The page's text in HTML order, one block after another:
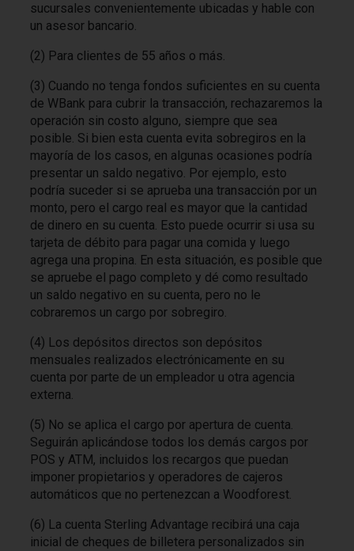
sucursales convenientemente ubicadas y hable con
un asesor bancario.
(2) Para clientes de 55 años o más.
(3) Cuando no tenga fondos suficientes en su cuenta
de WBank para cubrir la transacción, rechazaremos la
operación sin costo alguno, siempre que sea
posible. Si bien esta cuenta evita sobregiros en la
mayoría de los casos, en algunas ocasiones podría
presentar un saldo negativo. Por ejemplo, esto
podría suceder si se aprueba una transacción por un
monto, pero el cargo real es mayor que la cantidad
de dinero en su cuenta. Esto puede ocurrir si usa su
tarjeta de débito para pagar una comida y luego
agrega una propina. En esta situación, es posible que
se apruebe el pago completo y dé como resultado
un saldo negativo en su cuenta, pero no le
cobraremos un cargo por sobregiro.
(4) Los depósitos directos son depósitos
mensuales realizados electrónicamente en su
cuenta por parte de un empleador u otra agencia
externa.
(5) No se aplica el cargo por apertura de cuenta.
Seguirán aplicándose todos los demás cargos por
POS y ATM, incluidos los recargos que puedan
imponer propietarios y operadores de cajeros
automáticos que no pertenezcan a Woodforest.
(6) La cuenta Sterling Advantage recibirá una caja
inicial de cheques de billetera personalizados sin